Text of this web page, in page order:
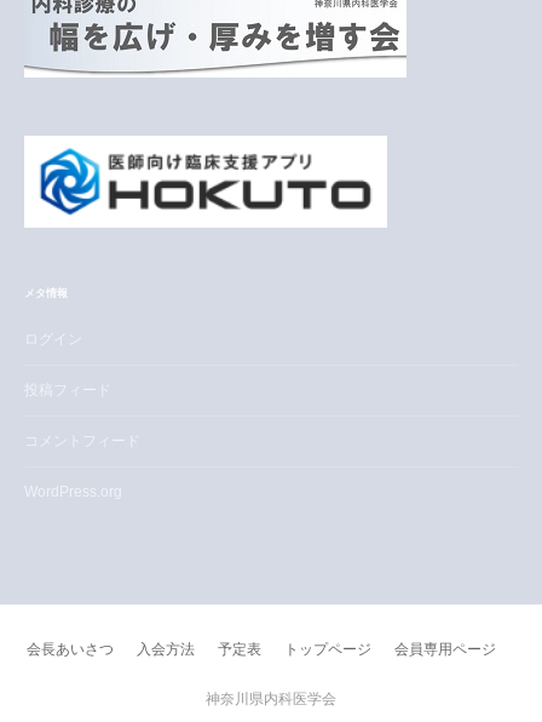
メタ情報
ログイン
投稿フィード
コメントフィード
WordPress.org
会長あいさつ 入会方法 予定表 トップページ 会員専用ページ
神奈川県内科医学会